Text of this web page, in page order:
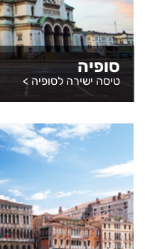
סופיה
טיסה ישירה לסופיה >